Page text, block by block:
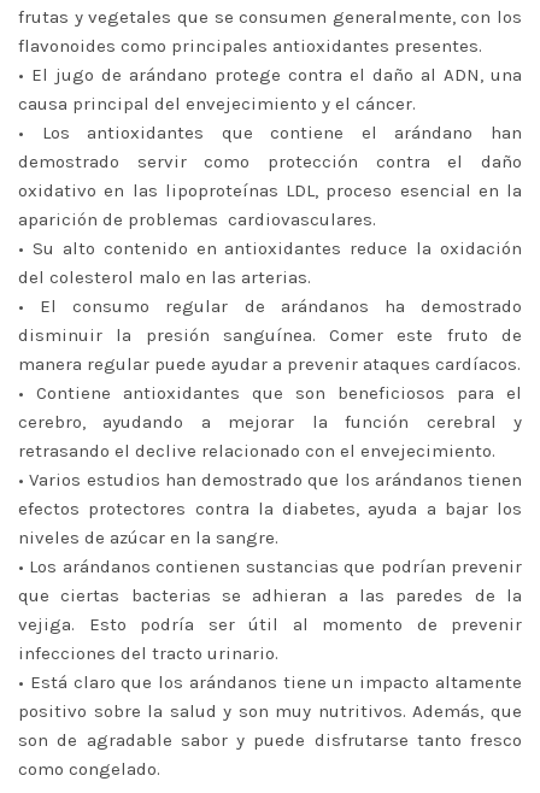
frutas y vegetales que se consumen generalmente, con los
flavonoides como principales antioxidantes presentes.
• El jugo de arándano protege contra el daño al ADN, una
causa principal del envejecimiento y el cáncer.
• Los antioxidantes que contiene el arándano han
demostrado servir como protección contra el daño
oxidativo en las lipoproteínas LDL, proceso esencial en la
aparición de problemas cardiovasculares.
• Su alto contenido en antioxidantes reduce la oxidación
del colesterol malo en las arterias.
• El consumo regular de arándanos ha demostrado
disminuir la presión sanguínea. Comer este fruto de
manera regular puede ayudar a prevenir ataques cardíacos.
• Contiene antioxidantes que son beneficiosos para el
cerebro, ayudando a mejorar la función cerebral y
retrasando el declive relacionado con el envejecimiento.
• Varios estudios han demostrado que los arándanos tienen
efectos protectores contra la diabetes, ayuda a bajar los
niveles de azúcar en la sangre.
• Los arándanos contienen sustancias que podrían prevenir
que ciertas bacterias se adhieran a las paredes de la
vejiga. Esto podría ser útil al momento de prevenir
infecciones del tracto urinario.
• Está claro que los arándanos tiene un impacto altamente
positivo sobre la salud y son muy nutritivos. Además, que
son de agradable sabor y puede disfrutarse tanto fresco
como congelado.